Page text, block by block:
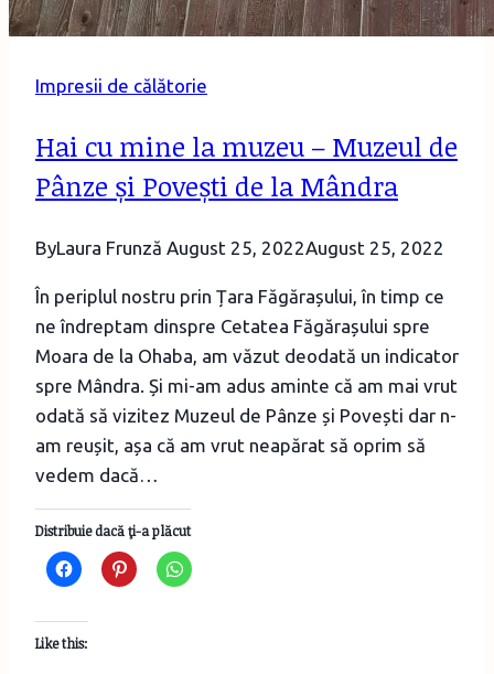
Impresii de călătorie
Hai cu mine la muzeu – Muzeul de
Pânze și Povești de la Mândra
ByLaura Frunză August 25, 2022August 25, 2022
În periplul nostru prin Țara Făgărașului, în timp ce
ne îndreptam dinspre Cetatea Făgărașului spre
Moara de la Ohaba, am văzut deodată un indicator
spre Mândra. Și mi-am adus aminte că am mai vrut
odată să vizitez Muzeul de Pânze și Povești dar n-
am reușit, așa că am vrut neapărat să oprim să
vedem dacă…
Distribuie dacă ţi-a plăcut
Like this: